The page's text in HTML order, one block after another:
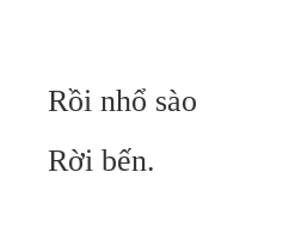
Rồi nhổ sào
Rời bến.